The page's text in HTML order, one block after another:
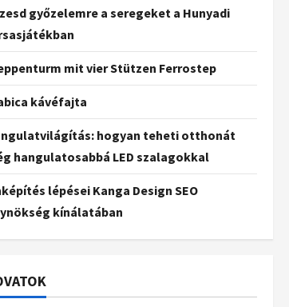
győzelemre a seregeket a Hunyadi
mit vier Stützen Ferrostep
kávéfajta
hogyan teheti otthonát
hangulatosabbá LED szalagokkal
lépései Kanga Design SEO
kínálatában